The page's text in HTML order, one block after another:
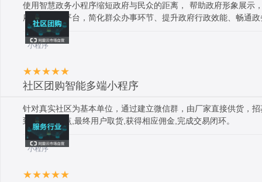
使用智慧政务小程序缩短政府与民众的距离， 帮助政府形象展示
府信息公开平台，简化群众办事环节、提升政府行政效能、畅通
小程序
社区团购智能多端小程序
针对真实社区为基本单位，通过建立微信群，由厂家直接供货，
到小区自提点,最终用户取货,获得相应佣金,完成交易闭环。
小程序